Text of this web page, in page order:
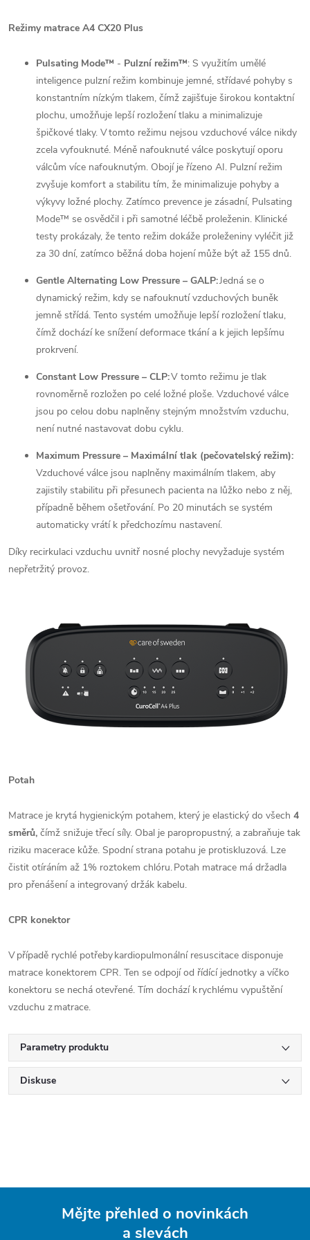
Režimy matrace A4 CX20 Plus
Pulsating Mode™ - Pulzní režim™: S využitím umělé
inteligence pulzní režim kombinuje jemné, střídavé pohyby s
konstantním nízkým tlakem, čímž zajišťuje širokou kontaktní
plochu, umožňuje lepší rozložení tlaku a minimalizuje
špičkové tlaky. V tomto režimu nejsou vzduchové válce nikdy
zcela vyfouknuté. Méně nafouknuté válce poskytují oporu
válcům více nafouknutým. Obojí je řízeno AI. Pulzní režim
zvyšuje komfort a stabilitu tím, že minimalizuje pohyby a
výkyvy ložné plochy. Zatímco prevence je zásadní, Pulsating
Mode™ se osvědčil i při samotné léčbě proleženin. Klinické
testy prokázaly, že tento režim dokáže proleženiny vyléčit již
za 30 dní, zatímco běžná doba hojení může být až 155 dnů.
Gentle Alternating Low Pressure – GALP:Jedná se o
dynamický režim, kdy se nafouknutí vzduchových buněk
jemně střídá. Tento systém umožňuje lepší rozložení tlaku,
čímž dochází ke snížení deformace tkání a k jejich lepšímu
prokrvení.
Constant Low Pressure – CLP:V tomto režimu je tlak
rovnoměrně rozložen po celé ložné ploše. Vzduchové válce
jsou po celou dobu naplněny stejným množstvím vzduchu,
není nutné nastavovat dobu cyklu.
Maximum Pressure – Maximální tlak (pečovatelský režim):
Vzduchové válce jsou naplněny maximálním tlakem, aby
zajistily stabilitu při přesunech pacienta na lůžko nebo z něj,
případně během ošetřování. Po 20 minutách se systém
automaticky vrátí k předchozímu nastavení.
Díky recirkulaci vzduchu uvnitř nosné plochy nevyžaduje systém
nepřetržitý provoz.
Potah
Matrace je krytá hygienickým potahem, který je elastický do všech 4
směrů, čímž snižuje třecí síly. Obal je paropropustný, a zabraňuje tak
riziku macerace kůže. Spodní strana potahu je protiskluzová. Lze
čistit otíráním až 1% roztokem chlóru. Potah matrace má držadla
pro přenášení a integrovaný držák kabelu.
CPR konektor
Vpřípadě rychlé potřeby kardiopulmonální resuscitace disponuje
matrace konektorem CPR. Ten se odpojí od řídící jednotky a víčko
konektoru se nechá otevřené. Tím dochází krychlému vypuštění
vzduchu zmatrace.
Parametry produktu
Diskuse
Mějte přehled o novinkách
a slevách